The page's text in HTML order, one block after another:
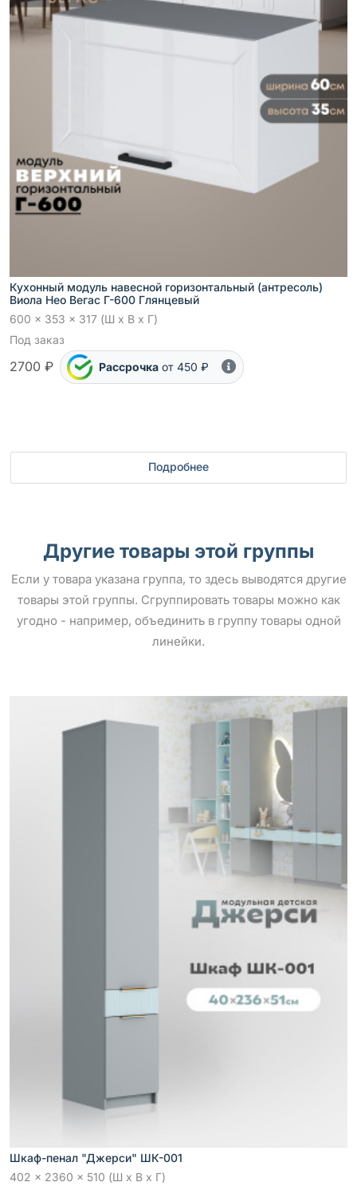
Кухонный модуль навесной горизонтальный (антресоль)
Виола Нео Вегас Г-600 Глянцевый
600 x 353 x 317 (Ш x В x Г)
Под заказ
2700 ₽ Рассрочка от 450 ₽
Подробнее
Другие товары этой группы
Если у товара указана группа, то здесь выводятся другие
товары этой группы. Сгруппировать товары можно как
угодно - например, объединить в группу товары одной
линейки.
Шкаф-пенал "Джерси" ШК-001
402 x 2360 x 510 (Ш x В x Г)